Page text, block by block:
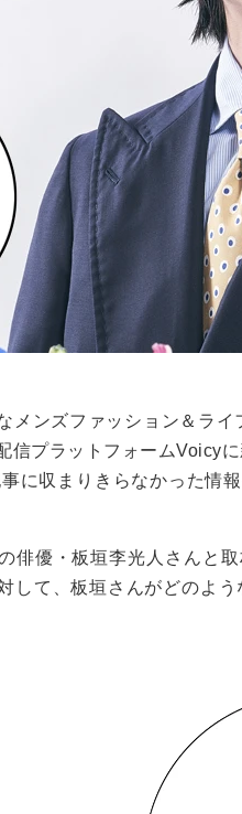
メンズファッション＆ラ
信プラットフォームVoicy
に収まりきらなかった情
俳優・板垣李光人さんと
対して、板垣さんがどのよ